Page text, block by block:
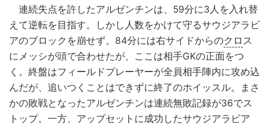
連続失点を許したアルゼンチンは、59分に3人を入れ替
えて逆転を目指す。しかし人数をかけて守るサウジアラビ
アのブロックを崩せず。84分には右サイドからのクロ ス
にメッシが頭で合わせたが、ここは相手GKの正面をつ
く。終盤はフィールドプレーヤーが全員相手陣内に攻め込
んだが、追いつくことはできずに終了のホイッスル。まさ
かの敗戦となったアルゼンチンは連続無敗記録が36でス
トップ。一方、アップセットに成功したサウジアラビア